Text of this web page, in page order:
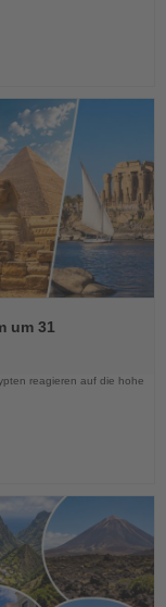
um 31
reagieren auf die hohe